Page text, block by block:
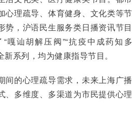
心理疏导、体育健身、文化类等节
势，沪语民生服务类日播资讯节目
“嘎讪胡解压阀”“抗疫中成药知多
新系列，均为健康指导节目。
间的心理疏导需求，未来上海广播
、多维度、多渠道为市民提供心理